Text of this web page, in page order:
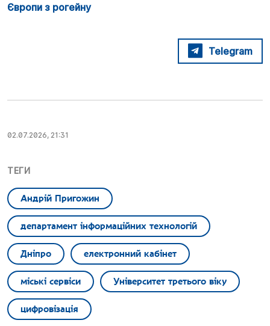
Європи з рогейну
Telegram
02.07.2026, 21:31
ТЕГИ
Андрій Пригожин
департамент інформаційних технологій
Дніпро електронний кабінет
міські сервіси Університет третього віку
цифровізація